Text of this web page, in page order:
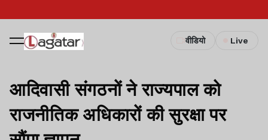
वीडियो Live
आदिवासी संगठनों ने राज्यपाल को
राजनीतिक अधिकारों की सुरक्षा पर